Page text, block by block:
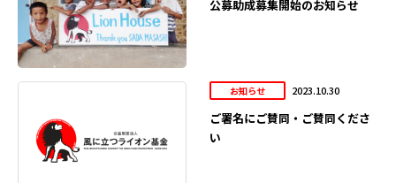
公募助成募集開始のお知らせ
お知らせ 2023.10.30
ご署名にご賛同・ご賛同くださ
い